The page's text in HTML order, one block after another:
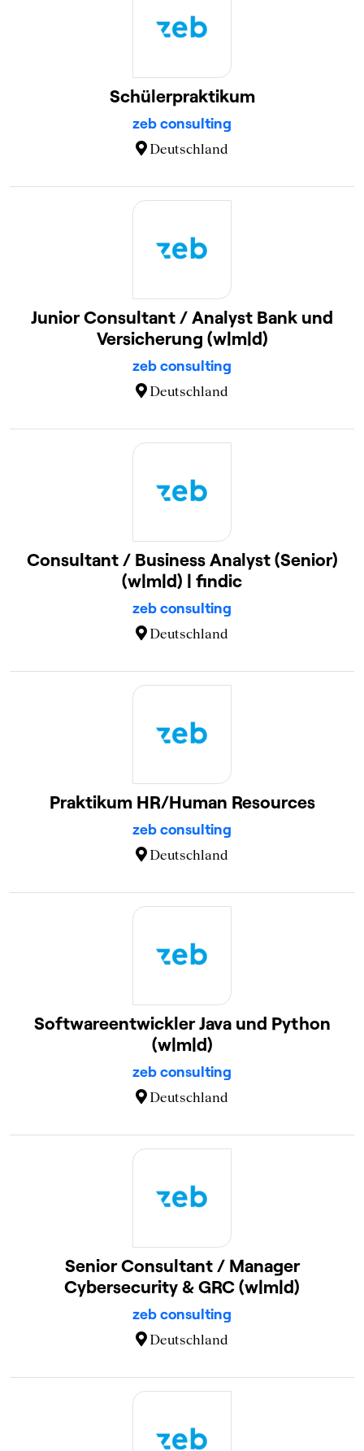
Schülerpraktikum
zeb consulting
Deutschland
Junior Consultant / Analyst Bank und
Versicherung (w|m|d)
zeb consulting
Deutschland
Consultant / Business Analyst (Senior)
(w|m|d) | findic
zeb consulting
Deutschland
Praktikum HR/Human Resources
zeb consulting
Deutschland
Softwareentwickler Java und Python
(w|m|d)
zeb consulting
Deutschland
Senior Consultant / Manager
Cybersecurity & GRC (w|m|d)
zeb consulting
Deutschland